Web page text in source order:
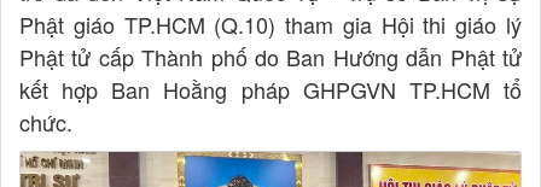
Phật giáo TP.HCM (Q.10) tham gia Hội thi giáo lý
Phật tử cấp Thành phố do Ban Hướng dẫn Phật tử
kết hợp Ban Hoằng pháp GHPGVN TP.HCM tổ
chức.